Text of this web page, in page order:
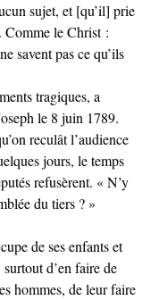
sujet, et [qu’il] prie
. Comme le Christ :
savent pas ce qu’ils
tragiques, a
le 8 juin 1789.
reculât l’audience
jours, le temps
refusèrent. « N’y
du tiers ? »
de ses enfants et
d’en faire de
hommes, de leur faire